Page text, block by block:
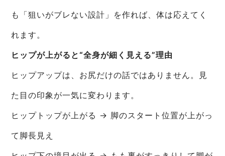
も「狙いがブレない設計」を作れば、体は応えてく
れます。
ヒップが上がると“全身が細く見える”理由
ヒップアップは、お尻だけの話ではありません。見
た目の印象が一気に変わります。
ヒップトップが上がる → 脚のスタート位置が上がっ
て脚長見え